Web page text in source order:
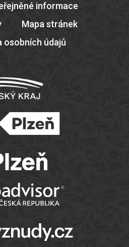
informace
Mapa stránek
osobních údajů